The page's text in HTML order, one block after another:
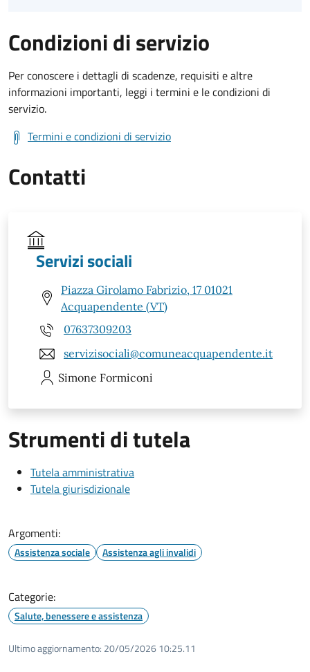
Condizioni di servizio
Per conoscere i dettagli di scadenze, requisiti e altre
informazioni importanti, leggi i termini e le condizioni di
servizio.
Termini e condizioni di servizio
Contatti
Servizi sociali
Piazza Girolamo Fabrizio, 17 01021
Acquapendente (VT)
07637309203
servizisociali@comuneacquapendente.it
Simone Formiconi
Strumenti di tutela
Tutela amministrativa
Tutela giurisdizionale
Argomenti:
Assistenza sociale Assistenza agli invalidi
Categorie:
Salute, benessere e assistenza
Ultimo aggiornamento: 20/05/2026 10:25.11